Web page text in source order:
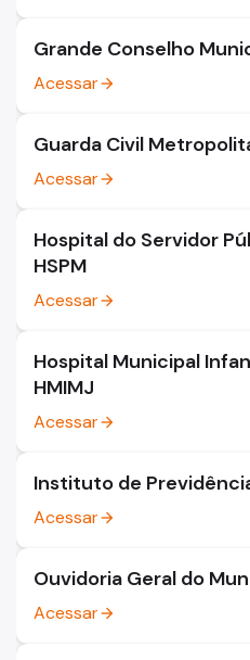
Grande Conselho
Acessararrow_forward
Guarda Civil
Acessararrow_forward
Hospital do Servidor
HSPM
Acessararrow_forward
Hospital Municipal
HMIMJ
Acessararrow_forward
Instituto de
Acessararrow_forward
Ouvidoria Geral do
Acessararrow_forward